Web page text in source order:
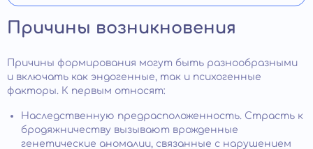
Причины возникновения
Причины формирования могут быть разнообразными
и включать как эндогенные, так и психогенные
факторы. К первым относят:
Наследственную предрасположенность. Страсть к
бродяжничеству вызывают врожденные
генетические аномалии, связанные с нарушением